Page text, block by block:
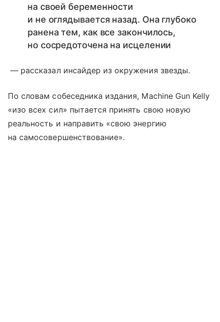
на своей беременности
и не оглядывается назад. Она глубоко
ранена тем, как все закончилось,
но сосредоточена на исцелении
— рассказал инсайдер из окружения звезды.
По словам собеседника издания, Machine Gun Kelly
«изо всех сил» пытается принять свою новую
реальность и направить «свою энергию
на самосовершенствование».